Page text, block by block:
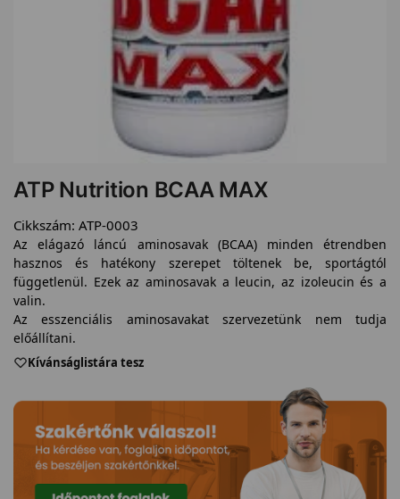
ATP Nutrition BCAA MAX
Cikkszám: ATP-0003
Az elágazó láncú aminosavak (BCAA) minden étrendben
hasznos és hatékony szerepet töltenek be, sportágtól
függetlenül. Ezek az aminosavak a leucin, az izoleucin és a
valin.
Az esszenciális aminosavakat szervezetünk nem tudja
előállítani.
Kívánságlistára tesz